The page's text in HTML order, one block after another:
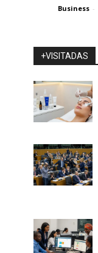
Business -
+VISITADAS